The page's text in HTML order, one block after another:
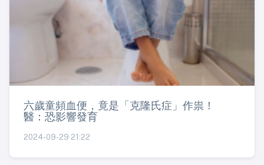
六歲童頻血便，竟是「克隆氏症」作祟！
醫：恐影響發育
2024-09-29 21:22